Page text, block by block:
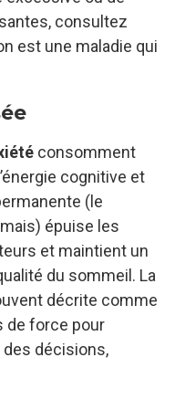
consultez
est une maladie qui
consomment
cognitive et
(le
épuise les
et maintient un
du sommeil. La
décrite comme
de force pour
décisions,